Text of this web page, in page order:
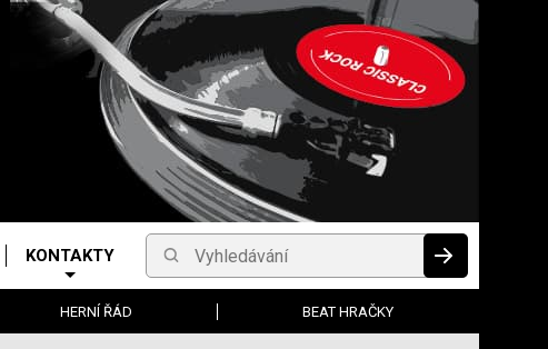
KONTAKTY Vyhledávání HLEDAT
HERNÍ ŘÁD BEAT HRAČKY